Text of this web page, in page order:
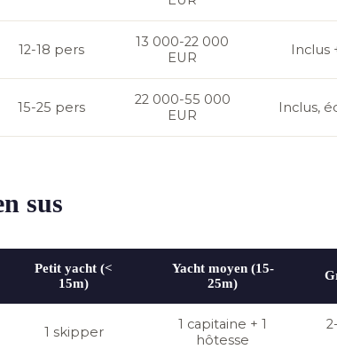
12-18 pers
13 000-22 000
EUR
Inclus
15-25 pers
22 000-55 000
EUR
Inclus,
sus
Petit yacht (<
15m)
Yacht moyen (15-
25m)
1 skipper
1 capitaine + 1
hôtesse